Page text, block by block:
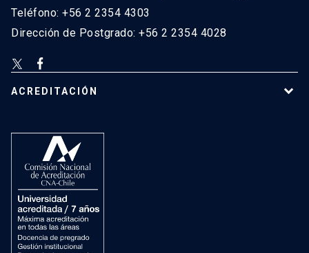
Teléfono: +56 2 2354 4303
Dirección de Postgrado: +56 2 2354 4028
ACREDITACIÓN